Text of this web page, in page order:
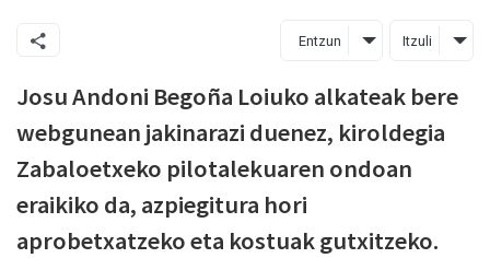
Entzun Itzuli
Josu Andoni Begoña Loiuko alkateak bere
webgunean jakinarazi duenez, kiroldegia
Zabaloetxeko pilotalekuaren ondoan
eraikiko da, azpiegitura hori
aprobetxatzeko eta kostuak gutxitzeko.